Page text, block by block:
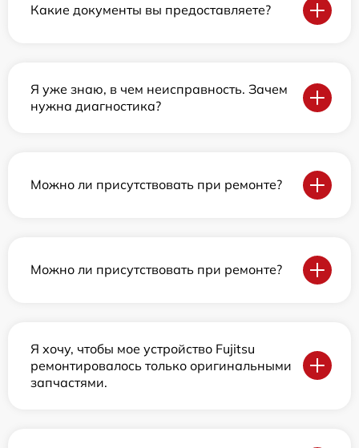
Какие документы вы предоставляете?
Я уже знаю, в чем неисправность. Зачем
нужна диагностика?
Можно ли присутствовать при ремонте?
Можно ли присутствовать при ремонте?
Я хочу, чтобы мое устройство Fujitsu
ремонтировалось только оригинальными
запчастями.